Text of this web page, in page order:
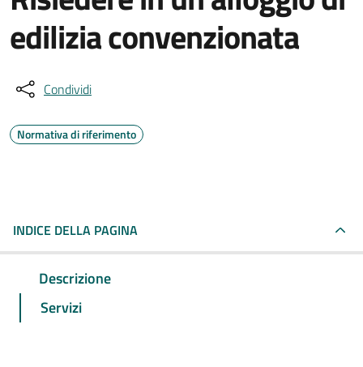
edilizia convenzionata
Condividi
Normativa di riferimento
INDICE DELLA PAGINA
Descrizione
Servizi